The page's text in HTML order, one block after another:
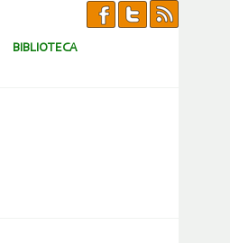
BIBLIOTECA